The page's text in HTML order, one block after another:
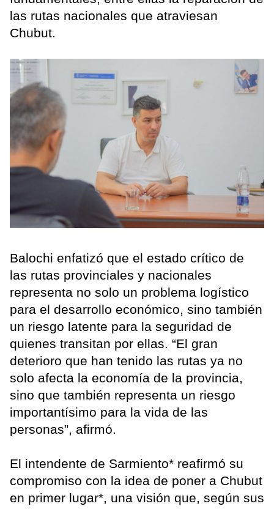
las rutas nacionales que atraviesan
Chubut.
Balochi enfatizó que el estado crítico de
las rutas provinciales y nacionales
representa no solo un problema logístico
para el desarrollo económico, sino también
un riesgo latente para la seguridad de
quienes transitan por ellas. “El gran
deterioro que han tenido las rutas ya no
solo afecta la economía de la provincia,
sino que también representa un riesgo
importantísimo para la vida de las
personas”, afirmó.
El intendente de Sarmiento* reafirmó su
compromiso con la idea de poner a Chubut
en primer lugar*, una visión que, según sus